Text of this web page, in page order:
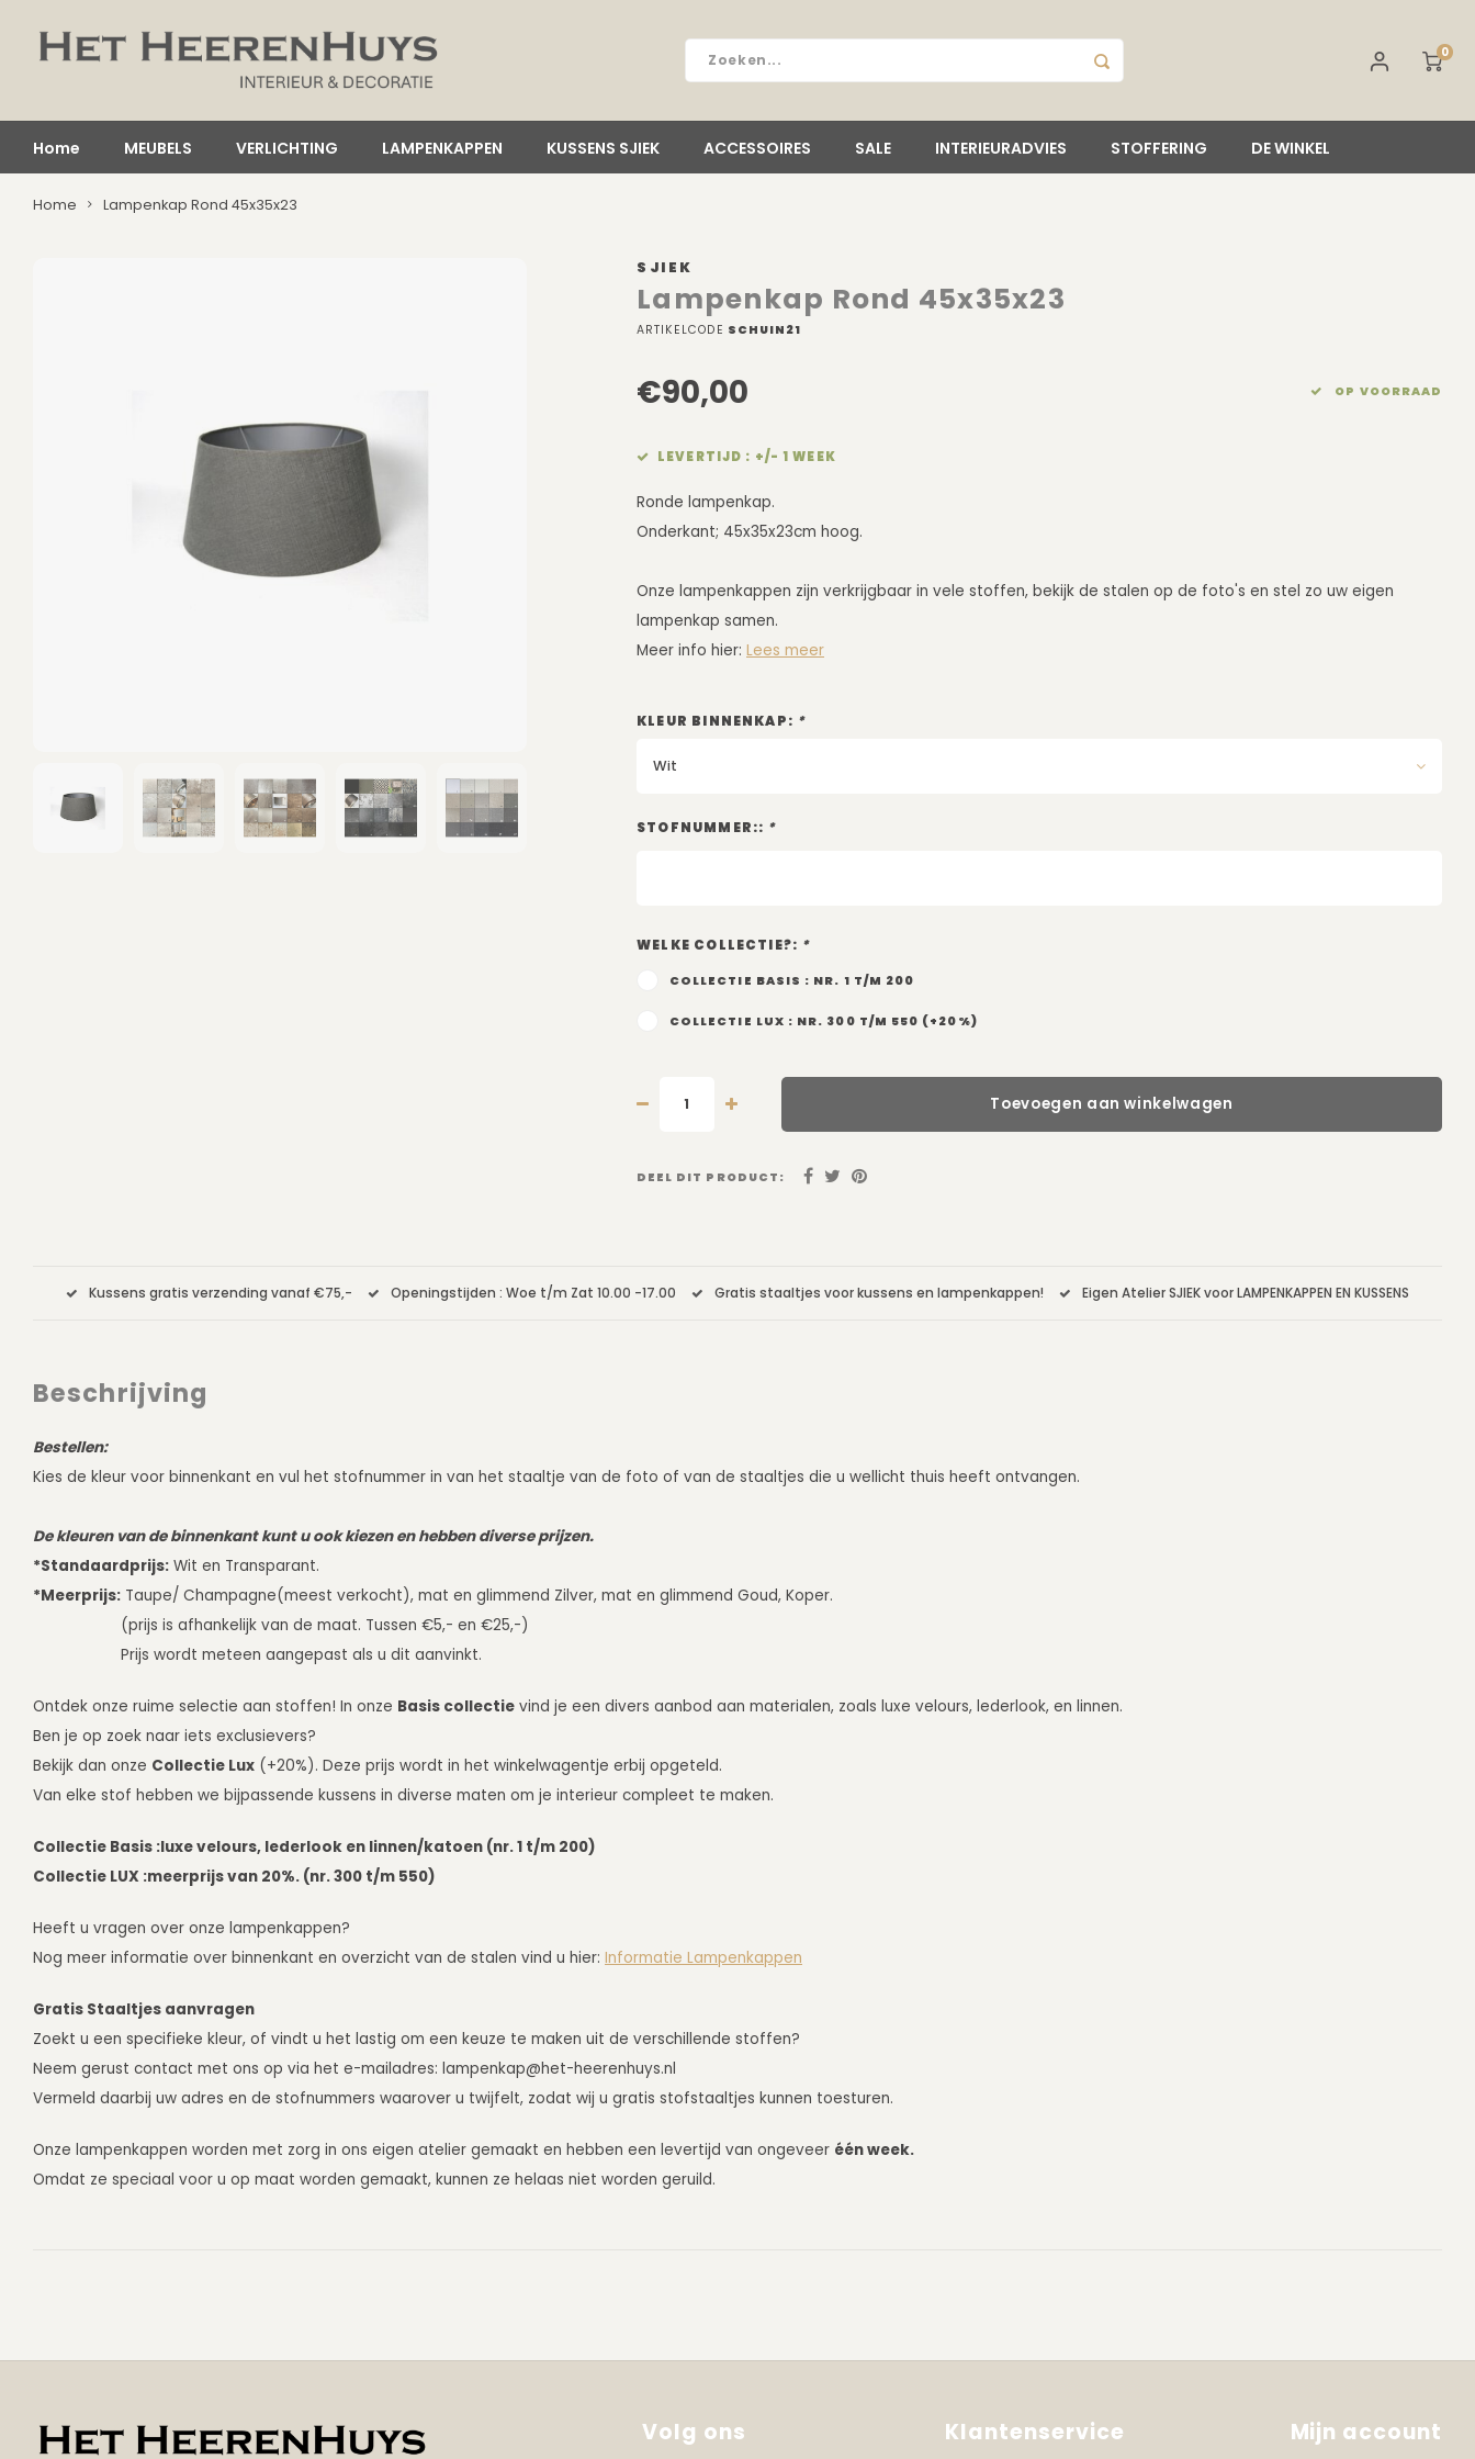
0
Home MEUBELS VERLICHTING LAMPENKAPPEN KUSSENS SJIEK ACCESSOIRES SALE INTERIEURADVIES STOFFERING DE WINKEL
Home Lampenkap Rond 45x35x23
SJIEK
Lampenkap Rond 45x35x23
ARTIKELCODE SCHUIN21
€90,00 OP VOORRAAD
LEVERTIJD : +/- 1 WEEK
Ronde lampenkap.
Onderkant; 45x35x23cm hoog.
Onze lampenkappen zijn verkrijgbaar in vele stoffen, bekijk de stalen op de foto's en stel zo uw eigen
lampenkap samen.
Meer info hier: Lees meer
KLEUR BINNENKAP: *
Wit
STOFNUMMER:: *
WELKE COLLECTIE?: *
COLLECTIE BASIS : NR. 1 T/M 200
COLLECTIE LUX : NR. 300 T/M 550 (+20%)
Toevoegen aan winkelwagen
DEEL DIT PRODUCT:
Kussens gratis verzending vanaf €75,- Openingstijden : Woe t/m Zat 10.00 -17.00 Gratis staaltjes voor kussens en lampenkappen! Eigen Atelier SJIEK voor LAMPENKAPPEN EN KUSSENS
Beschrijving
Bestellen:
Kies de kleur voor binnenkant en vul het stofnummer in van het staaltje van de foto of van de staaltjes die u wellicht thuis heeft ontvangen.
De kleuren van de binnenkant kunt u ook kiezen en hebben diverse prijzen.
*Standaardprijs: Wit en Transparant.
*Meerprijs: Taupe/ Champagne(meest verkocht), mat en glimmend Zilver, mat en glimmend Goud, Koper.
(prijs is afhankelijk van de maat. Tussen €5,- en €25,-)
Prijs wordt meteen aangepast als u dit aanvinkt.
Ontdek onze ruime selectie aan stoffen! In onze Basis collectie vind je een divers aanbod aan materialen, zoals luxe velours, lederlook, en linnen.
Ben je op zoek naar iets exclusievers?
Bekijk dan onze Collectie Lux (+20%). Deze prijs wordt in het winkelwagentje erbij opgeteld.
Van elke stof hebben we bijpassende kussens in diverse maten om je interieur compleet te maken.
Collectie Basis :luxe velours, lederlook en linnen/katoen (nr. 1 t/m 200)
Collectie LUX :meerprijs van 20%. (nr. 300 t/m 550)
Heeft u vragen over onze lampenkappen?
Nog meer informatie over binnenkant en overzicht van de stalen vind u hier: Informatie Lampenkappen
Gratis Staaltjes aanvragen
Zoekt u een specifieke kleur, of vindt u het lastig om een keuze te maken uit de verschillende stoffen?
Neem gerust contact met ons op via het e-mailadres: lampenkap@het-heerenhuys.nl
Vermeld daarbij uw adres en de stofnummers waarover u twijfelt, zodat wij u gratis stofstaaltjes kunnen toesturen.
Onze lampenkappen worden met zorg in ons eigen atelier gemaakt en hebben een levertijd van ongeveer één week.
Omdat ze speciaal voor u op maat worden gemaakt, kunnen ze helaas niet worden geruild.
Volg ons Klantenservice Mijn account